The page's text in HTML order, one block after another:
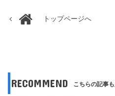
トップページへ
RECOMMEND こちらの記事も